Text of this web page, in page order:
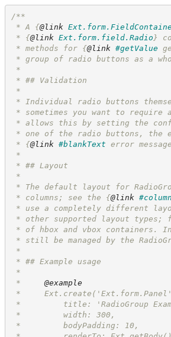
/**
* A {@link
* {@link Ext.form.field.Radio }
* methods for {@link #getValue
* group of radio buttons as a
*
* ## Validation
*
* Individual radio buttons
* sometimes you want to require
* allows this by setting the
* one of the radio buttons, the
* {@link #blankText error
*
* ## Layout
*
* The default layout for
* columns; see the {@link
* use a completely different
* other supported layout types;
* of hbox and vbox containers.
* still be managed by the
*
* ## Example usage
*
* @example
*
*         title: 'RadioGroup
*         width: 300,
*         bodyPadding: 10,